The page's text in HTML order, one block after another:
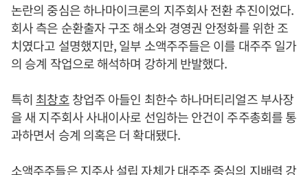
논란의 중심은 하나마이크론의 지주회사 전환 추진이었다.
회사 측은 순환출자 구조 해소와 경영권 안정화를 위한 조
치였다고 설명했지만, 일부 소액주주들은 이를 대주주 일가
의 승계 작업으로 해석하며 강하게 반발했다.
특히 최창호창업주 아들인 최한수 하나머티리얼즈 부사장
을 새 지주회사 사내이사로 선임하는 안건이 주주총회를 통
과하면서 승계 의혹은 더 확대됐다.
소액주주들은 지주사 설립 자체가 대주주 중심의 지배력 강